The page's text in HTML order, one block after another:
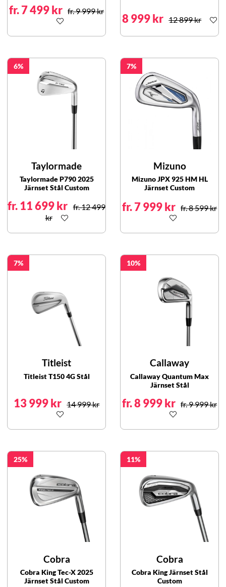
fr. 7 499 kr fr. 9 999 kr
8 999 kr 12 899 kr
6
Taylormade
Taylormade P790 2025
Järnset Stål Custom
fr. 11 699 kr fr. 12 499
kr
7
Mizuno
Mizuno JPX 925 HM HL
Järnset Custom
fr. 7 999 kr fr. 8 599 kr
7
Titleist
Titleist T150 4G Stål
13 999 kr 14 999 kr
10
Callaway
Callaway Quantum Max
Järnset Stål
fr. 8 999 kr fr. 9 999 kr
25
Cobra
Cobra King Tec-X 2025
Järnset Stål Custom
11
Cobra
Cobra King Järnset Stål
Custom